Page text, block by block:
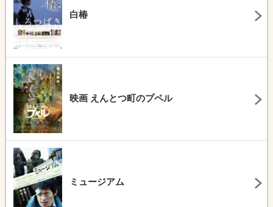
白椿
映画 えんとつ町のプペル
ミュージアム